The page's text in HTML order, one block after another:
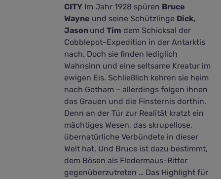
CITY Im Jahr 1928 spüren Bruce
Wayne und seine Schützlinge Dick,
Jason undTim dem Schicksal der
Cobblepot-Expedition in der Antarktis
nach. Doch sie finden lediglich
Wahnsinn und eine seltsame Kreatur im
ewigen Eis. Schließlich kehren sie heim
nach Gotham – allerdings folgen ihnen
das Grauen und die Finsternis dorthin.
Denn an der Tür zur Realität kratzt ein
mächtiges Wesen, das skrupellose,
übernatürliche Verbündete in dieser
Welt hat. Und Bruce ist dazu bestimmt,
dem Bösen als Fledermaus-Ritter
gegenüberzutreten … Das Highlight für